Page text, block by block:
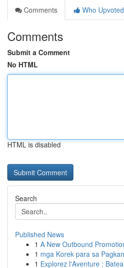
Comments
Who Upvoted
Comments
Submit a Comment
No HTML
HTML is disabled
Search
Published News
1 A New Outbound
1 mga Korek para sa
1 Explorez l'Aventure :